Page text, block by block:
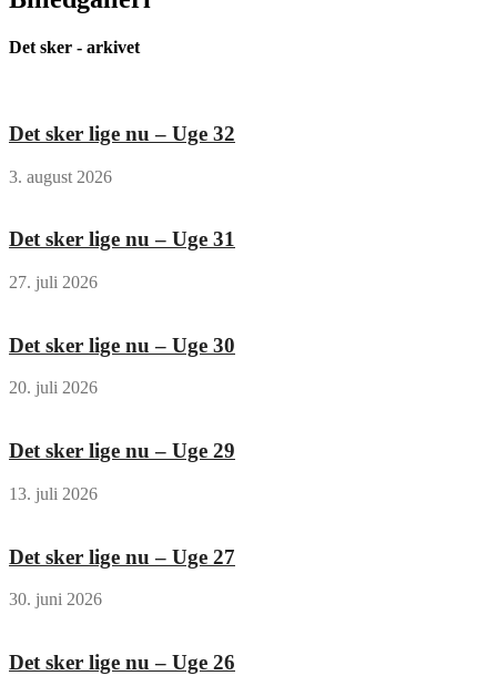
Det sker - arkivet
Det sker lige nu – Uge 32
3. august 2026
Det sker lige nu – Uge 31
27. juli 2026
Det sker lige nu – Uge 30
20. juli 2026
Det sker lige nu – Uge 29
13. juli 2026
Det sker lige nu – Uge 27
30. juni 2026
Det sker lige nu – Uge 26